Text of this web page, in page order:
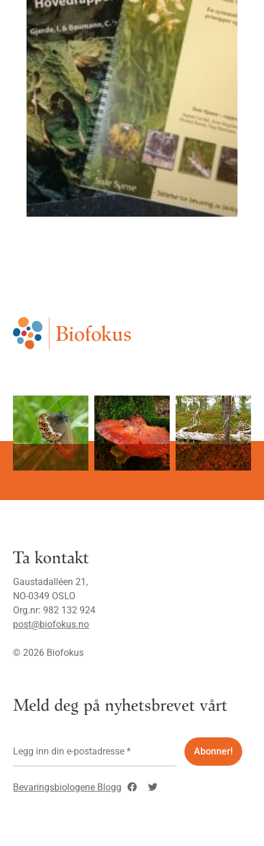
Ta kontakt
Gaustadalléen 21,
NO-0349 OSLO
Org.nr: 982 132 924
post@biofokus.no
© 2026 Biofokus
Meld deg på nyhetsbrevet vårt
Bevaringsbiologene Blogg